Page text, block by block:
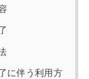
に伴う利用方